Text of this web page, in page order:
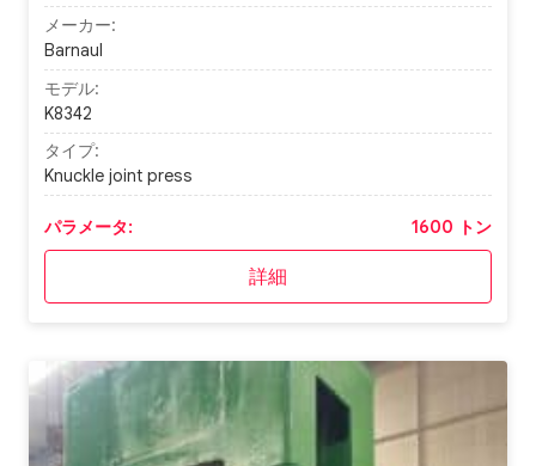
メーカー:
Barnaul
モデル:
K8342
タイプ:
Knuckle joint press
パラメータ: 1600 トン
詳細